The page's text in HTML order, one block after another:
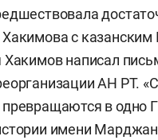
Хакимова с
Хакимов написал
АН РТ.
в одно
имени